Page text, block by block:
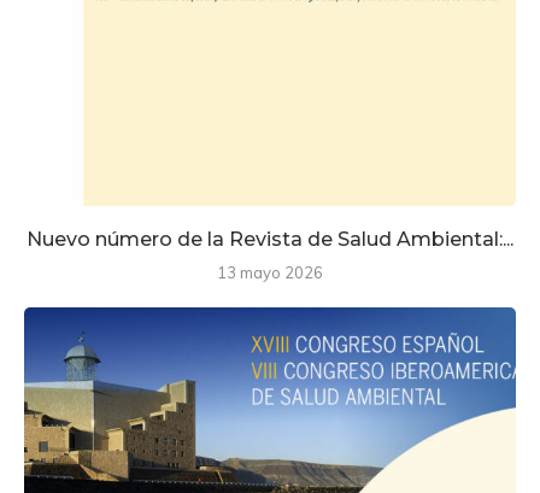
Nuevo número de la Revista de Salud Ambiental:...
13 mayo 2026